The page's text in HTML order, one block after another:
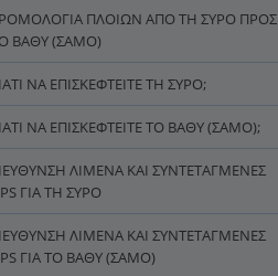
ΠΛΟΊΩΝ ΑΠΌ ΤΗ ΣΎΡΟ ΠΡΟΣ
ΒΑΘΎ (ΣΆΜΟ)
ΝΑ ΕΠΙΣΚΕΦΤΕΊΤΕ ΤΗ ΣΎΡΟ;
ΝΑ ΕΠΙΣΚΕΦΤΕΊΤΕ ΤΟ ΒΑΘΎ (ΣΆΜΟ);
ΛΙΜΈΝΑ ΚΑΙ ΣΥΝΤΕΤΑΓΜΈΝΕΣ
ΓΙΑ ΤΗ ΣΎΡΟ
ΛΙΜΈΝΑ ΚΑΙ ΣΥΝΤΕΤΑΓΜΈΝΕΣ
ΓΙΑ ΤΟ ΒΑΘΎ (ΣΆΜΟ)